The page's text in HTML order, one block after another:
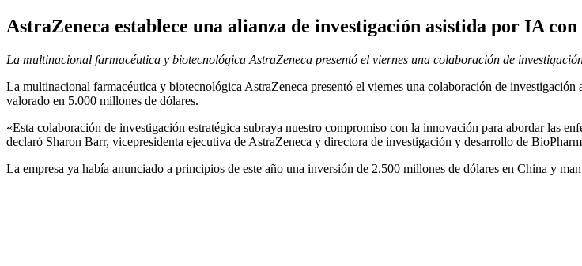
AstraZeneca establece una alianza de investigación asistida por IA
La multinacional farmacéutica y biotecnológica AstraZeneca presentó el viernes una colaboración de
La multinacional farmacéutica y biotecnológica AstraZeneca presentó el viernes una colaboración de
valorado en 5.000 millones de dólares.
«Esta colaboración de investigación estratégica subraya nuestro compromiso con la innovación para abordar las
declaró Sharon Barr, vicepresidenta ejecutiva de AstraZeneca y directora de investigación y desarrollo de
La empresa ya había anunciado a principios de este año una inversión de 2.500 millones de dólares en China y